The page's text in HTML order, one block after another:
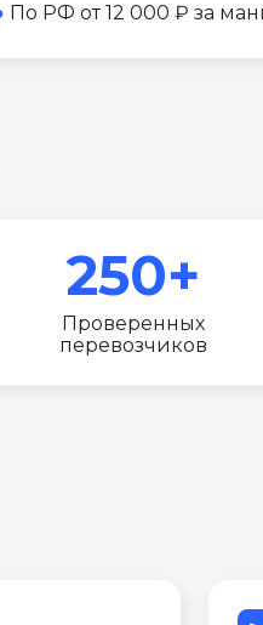
По РФ от 12 000 ₽ за
250+
Проверенных
перевозчиков